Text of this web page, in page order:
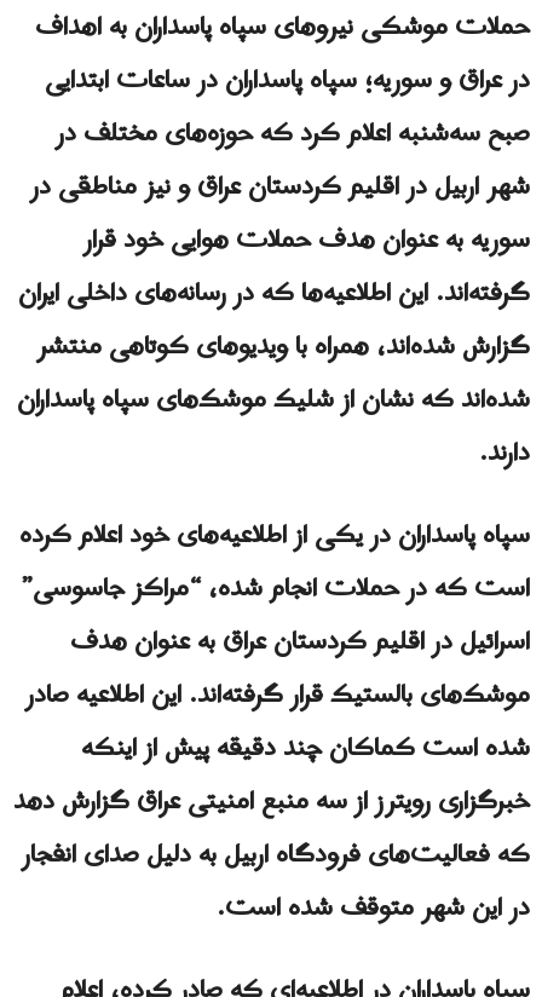
حملات موشکی نیروهای سپاه پاسداران به اهداف
در عراق و سوریه؛ سپاه پاسداران در ساعات ابتدایی
صبح سه‌شنبه اعلام کرد که حوزه‌های مختلف در
شهر اربیل در اقلیم کردستان عراق و نیز مناطقی در
سوریه به عنوان هدف حملات هوایی خود قرار
گرفته‌اند. این اطلاعیه‌ها که در رسانه‌های داخلی ایران
گزارش شده‌اند، همراه با ویدیوهای کوتاهی منتشر
شده‌اند که نشان از شلیک موشک‌های سپاه پاسداران
دارند.
سپاه پاسداران در یکی از اطلاعیه‌های خود اعلام کرده
است که در حملات انجام شده، “مراکز جاسوسی”
اسرائیل در اقلیم کردستان عراق به عنوان هدف
موشک‌های بالستیک قرار گرفته‌اند. این اطلاعیه صادر
شده است کماکان چند دقیقه پیش از اینکه
خبرگزاری رویترز از سه منبع امنیتی عراق گزارش دهد
که فعالیت‌های فرودگاه اربیل به دلیل صدای انفجار
در این شهر متوقف شده است.